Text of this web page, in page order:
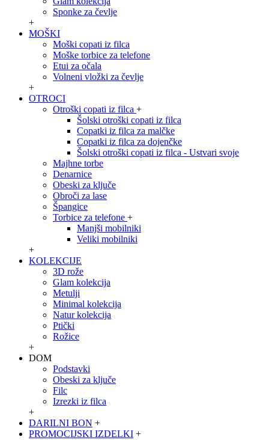
Sponke za čevlje
+
MOŠKI
Moški copati iz filca
Moške torbice za telefone
Etui za očala
Volneni vložki za čevlje
+
OTROCI
Otroški copati iz filca +
Šolski otroški copati iz filca
Copatki iz filca za malčke
Copatki iz filca za dojenčke
Šolski otroški copati iz filca - Ustvari svoje
Majhne torbe
Denarnice
Obeski za ključe
Obroči za lase
Špangice
Torbice za telefone +
Manjši mobilniki
Veliki mobilniki
+
KOLEKCIJE
3D rože
Glam kolekcija
Metulji
Minimal kolekcija
Natur kolekcija
Ptički
Rožice
+
DOM
Podstavki
Obeski za ključe
Filc
Izrezki iz filca
+
DARILNI BON +
PROMOCIJSKI IZDELKI +